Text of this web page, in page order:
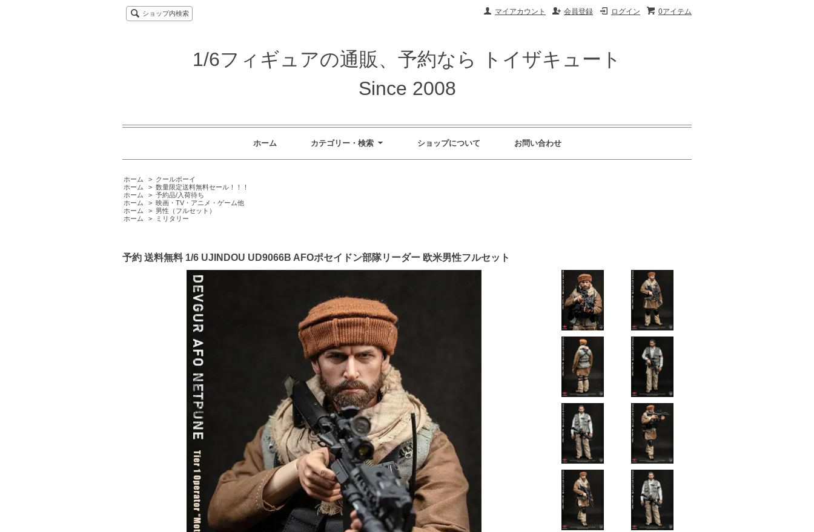
0アイテム
ログイン
会員登録
マイアカウント
ショップ内検索
1/6フィギュアの通販、予約なら トイザキュート
Since 2008
ホーム カテゴリー・検索 ショップについて お問い合わせ
ホーム > クールボーイ
ホーム
> 数量限定送料無料セール！！！
ホーム
> 予約品/入荷待ち
ホーム
> 映画・TV・アニメ・ゲーム他
ホーム
> 男性（フルセット）
ホーム
> ミリタリー
予約 送料無料 1/6 UJINDOU UD9066B AFOポセイドン部隊リーダー 欧米男性フルセット